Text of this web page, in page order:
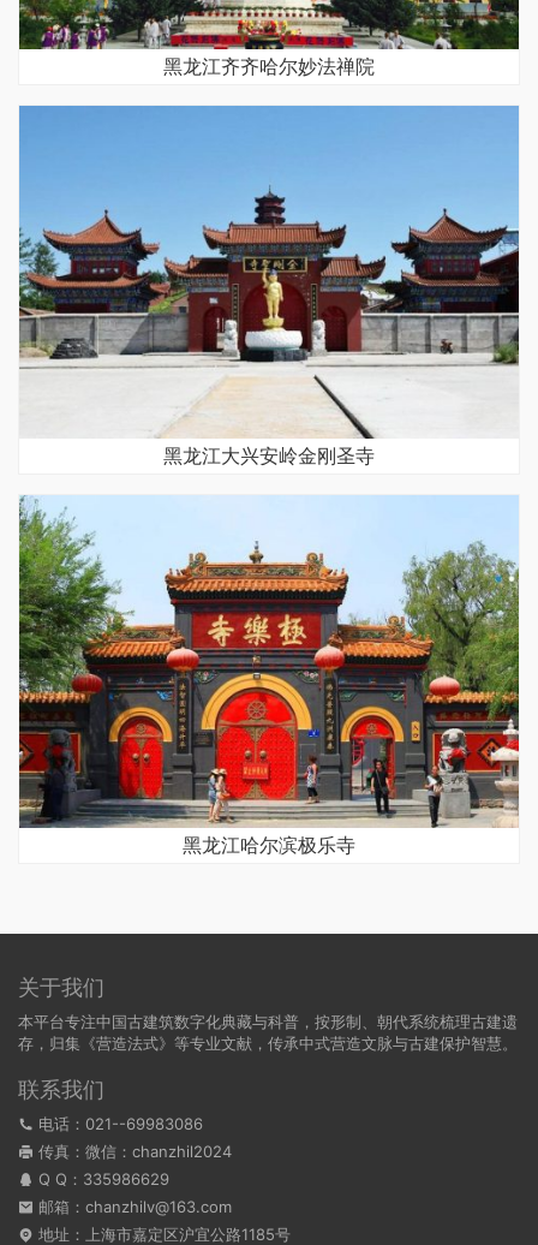
黑龙江齐齐哈尔妙法禅院
黑龙江大兴安岭金刚圣寺
黑龙江哈尔滨极乐寺
关于我们
本平台专注中国古建筑数字化典藏与科普，按形制、朝代系统梳理古建遗
存，归集《营造法式》等专业文献，传承中式营造文脉与古建保护智慧。
联系我们
电话：021--69983086
传真：微信：chanzhil2024
Q Q： 335986629
邮箱：chanzhilv@163.com
地址：上海市嘉定区沪宜公路1185号